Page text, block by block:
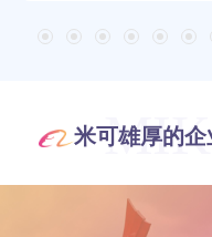
米可雄厚的企